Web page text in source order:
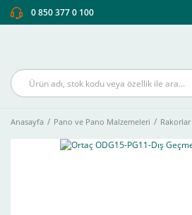
0 850 377 0 100
Anasayfa Pano ve Pano Malzemeleri Rakorlar